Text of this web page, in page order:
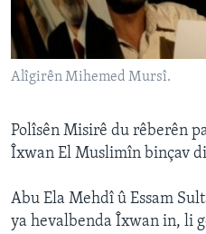
ÇAND Û HUNER
SERNIVÎS
SORANÎ
Learning English
Alîgirên Mihemed Mursî.
Polîsên Misirê du rêberên
Îxwan El Muslimîn binçav
Abu Ela Mehdî û Essam
ya hevalbenda Îxwan in, li